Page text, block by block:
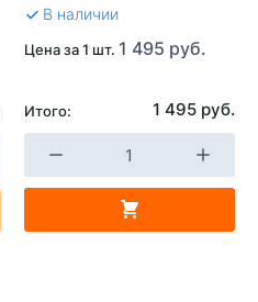
В наличии
Цена за 1 шт. 1 495 руб.
Итого: 1 495 руб.